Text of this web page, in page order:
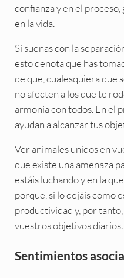
confianza y en el
en la vida.
Si sueñas con la
esto denota que has
de que, cualesquiera que
no afecten a los que te
armonía con todos. En el
ayudan a alcanzar tus
Ver animales unidos en
que existe una amenaza
estáis luchando y en la
porque, si lo dejáis como
productividad y, por
vuestros objetivos diarios.
Sentimientos